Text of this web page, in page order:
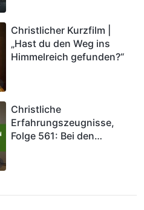
in das Königreich Gottes
eintreten?
Christlicher Kurzfilm |
„Hast du den Weg ins
Himmelreich gefunden?“
Christliche
Erfahrungszeugnisse,
Folge 561: Bei den